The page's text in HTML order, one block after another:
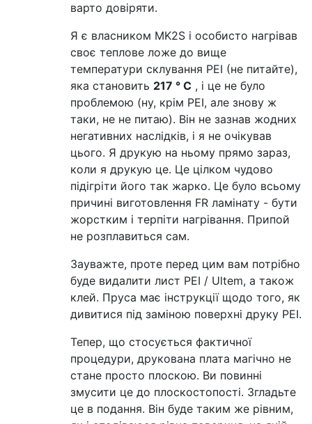
варто довіряти.
Я є власником MK2S і особисто нагрівав
своє теплове ложе до вище
температури склування PEI (не питайте),
яка становить 217 ° C , і це не було
проблемою (ну, крім PEI, але знову ж
таки, не не питаю). Він не зазнав жодних
негативних наслідків, і я не очікував
цього. Я друкую на ньому прямо зараз,
коли я друкую це. Це цілком чудово
підігріти його так жарко. Це було всьому
причині виготовлення FR ламінату - бути
жорстким і терпіти нагрівання. Припой
не розплавиться сам.
Зауважте, проте перед цим вам потрібно
буде видалити лист PEI / Ultem, а також
клей. Пруса має інструкції щодо того, як
дивитися під заміною поверхні друку PEI.
Тепер, що стосується фактичної
процедури, друкована плата магічно не
стане просто плоскою. Ви повинні
змусити це до плоскостопості. Згладьте
це в подання. Він буде таким же рівним,